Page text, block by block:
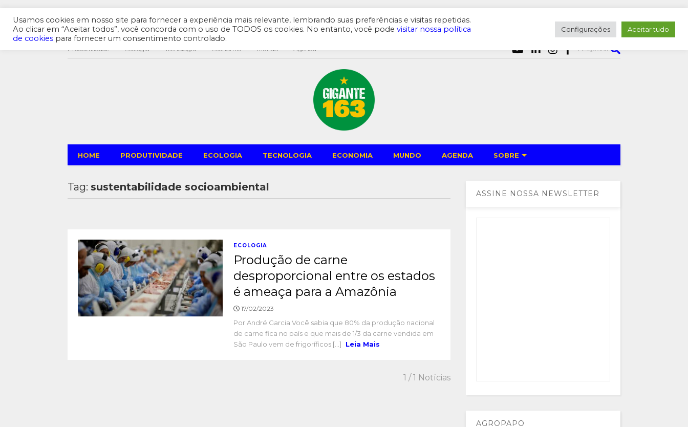
Produtividade Ecologia Tecnologia Economia Mundo Agenda PESQUISAR
HOME PRODUTIVIDADE ECOLOGIA TECNOLOGIA ECONOMIA MUNDO AGENDA SOBRE
Tag: sustentabilidade socioambiental
ECOLOGIA
Produção de carne
desproporcional entre os estados
é ameaça para a Amazônia
17/02/2023
Por André Garcia Você sabia que 80% da produção nacional
de carne fica no país e que mais de 1/3 da carne vendida em
São Paulo vem de frigoríficos [...]
Leia Mais
1 / 1 Notícias
ASSINE NOSSA NEWSLETTER
AGROPAPO
Usamos cookies em nosso site para fornecer a experiência mais relevante, lembrando suas preferências e visitas repetidas.
Ao clicar em “Aceitar todos”, você concorda com o uso de TODOS os cookies. No entanto, você pode visitar nossa política
de cookies para fornecer um consentimento controlado.
Configurações Aceitar tudo